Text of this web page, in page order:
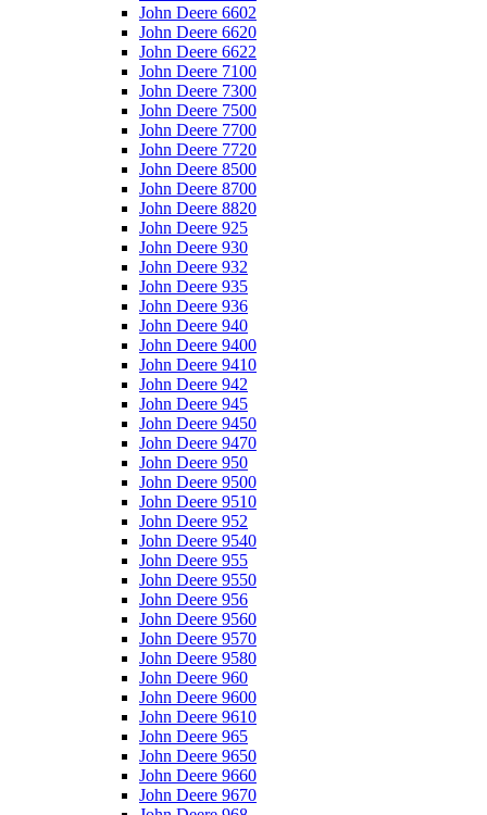
John Deere 6602
John Deere 6620
John Deere 6622
John Deere 7100
John Deere 7300
John Deere 7500
John Deere 7700
John Deere 7720
John Deere 8500
John Deere 8700
John Deere 8820
John Deere 925
John Deere 930
John Deere 932
John Deere 935
John Deere 936
John Deere 940
John Deere 9400
John Deere 9410
John Deere 942
John Deere 945
John Deere 9450
John Deere 9470
John Deere 950
John Deere 9500
John Deere 9510
John Deere 952
John Deere 9540
John Deere 955
John Deere 9550
John Deere 956
John Deere 9560
John Deere 9570
John Deere 9580
John Deere 960
John Deere 9600
John Deere 9610
John Deere 965
John Deere 9650
John Deere 9660
John Deere 9670